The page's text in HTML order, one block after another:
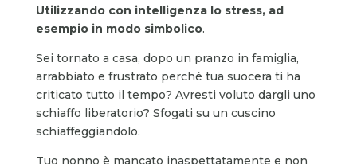
Utilizzando con intelligenza lo stress, ad
esempio in modo simbolico.
Sei tornato a casa, dopo un pranzo in famiglia,
arrabbiato e frustrato perché tua suocera ti ha
criticato tutto il tempo? Avresti voluto dargli uno
schiaffo liberatorio? Sfogati su un cuscino
schiaffeggiandolo.
Tuo nonno è mancato inaspettatamente e non